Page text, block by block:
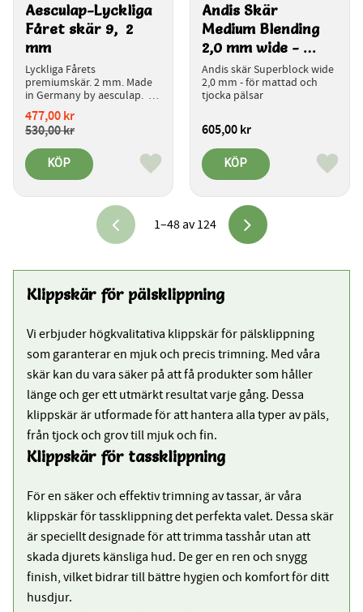
Aesculap-Lyckliga
Fåret skär 9,  2
mm
Lyckliga Fårets
premiumskär. 2 mm. Made
in Germany by aesculap.
Introduktionspris.
477,00kr
530,00kr
Lägg till i favoriter
KÖP
Andis Skär
Medium Blending
2,0 mm wide -
64330
Andis skär Superblock wide
2,0 mm - för mattad och
tjocka pälsar
605,00kr
Lägg
KÖP
1–48av124
Klippskär för pälsklippning
Vi erbjuder högkvalitativa klippskär för pälsklippning
som garanterar en mjuk och precis trimning. Med våra
skär kan du vara säker på att få produkter som håller
länge och ger ett utmärkt resultat varje gång. Dessa
klippskär är utformade för att hantera alla typer av päls,
från tjock och grov till mjuk och fin.
Klippskär för tassklippning
För en säker och effektiv trimning av tassar, är våra
klippskär för tassklippning det perfekta valet. Dessa skär
är speciellt designade för att trimma tasshår utan att
skada djurets känsliga hud. De ger en ren och snygg
finish, vilket bidrar till bättre hygien och komfort för ditt
husdjur.